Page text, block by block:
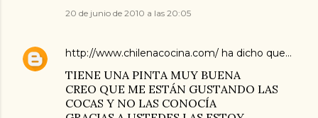
20 de junio de 2010 a las 20:05
http://www.chilenacocina.com/ ha dicho que…
TIENE UNA PINTA MUY BUENA
CREO QUE ME ESTÁN GUSTANDO LAS
COCAS Y NO LAS CONOCÍA